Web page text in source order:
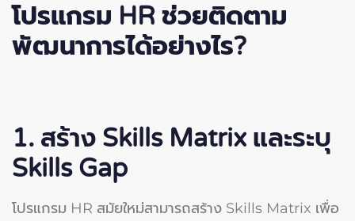
โปรแกรม HR ช่วยติดตาม
พัฒนาการได้อย่างไร?
1. สร้าง Skills Matrix และระบุ
Skills Gap
โปรแกรม HR สมัยใหม่สามารถสร้าง Skills Matrix เพื่อ